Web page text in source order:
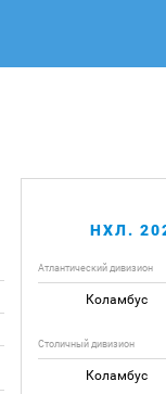
НХЛ.
Атлантический дивизион
Коламбус
Столичный дивизион
Коламбус